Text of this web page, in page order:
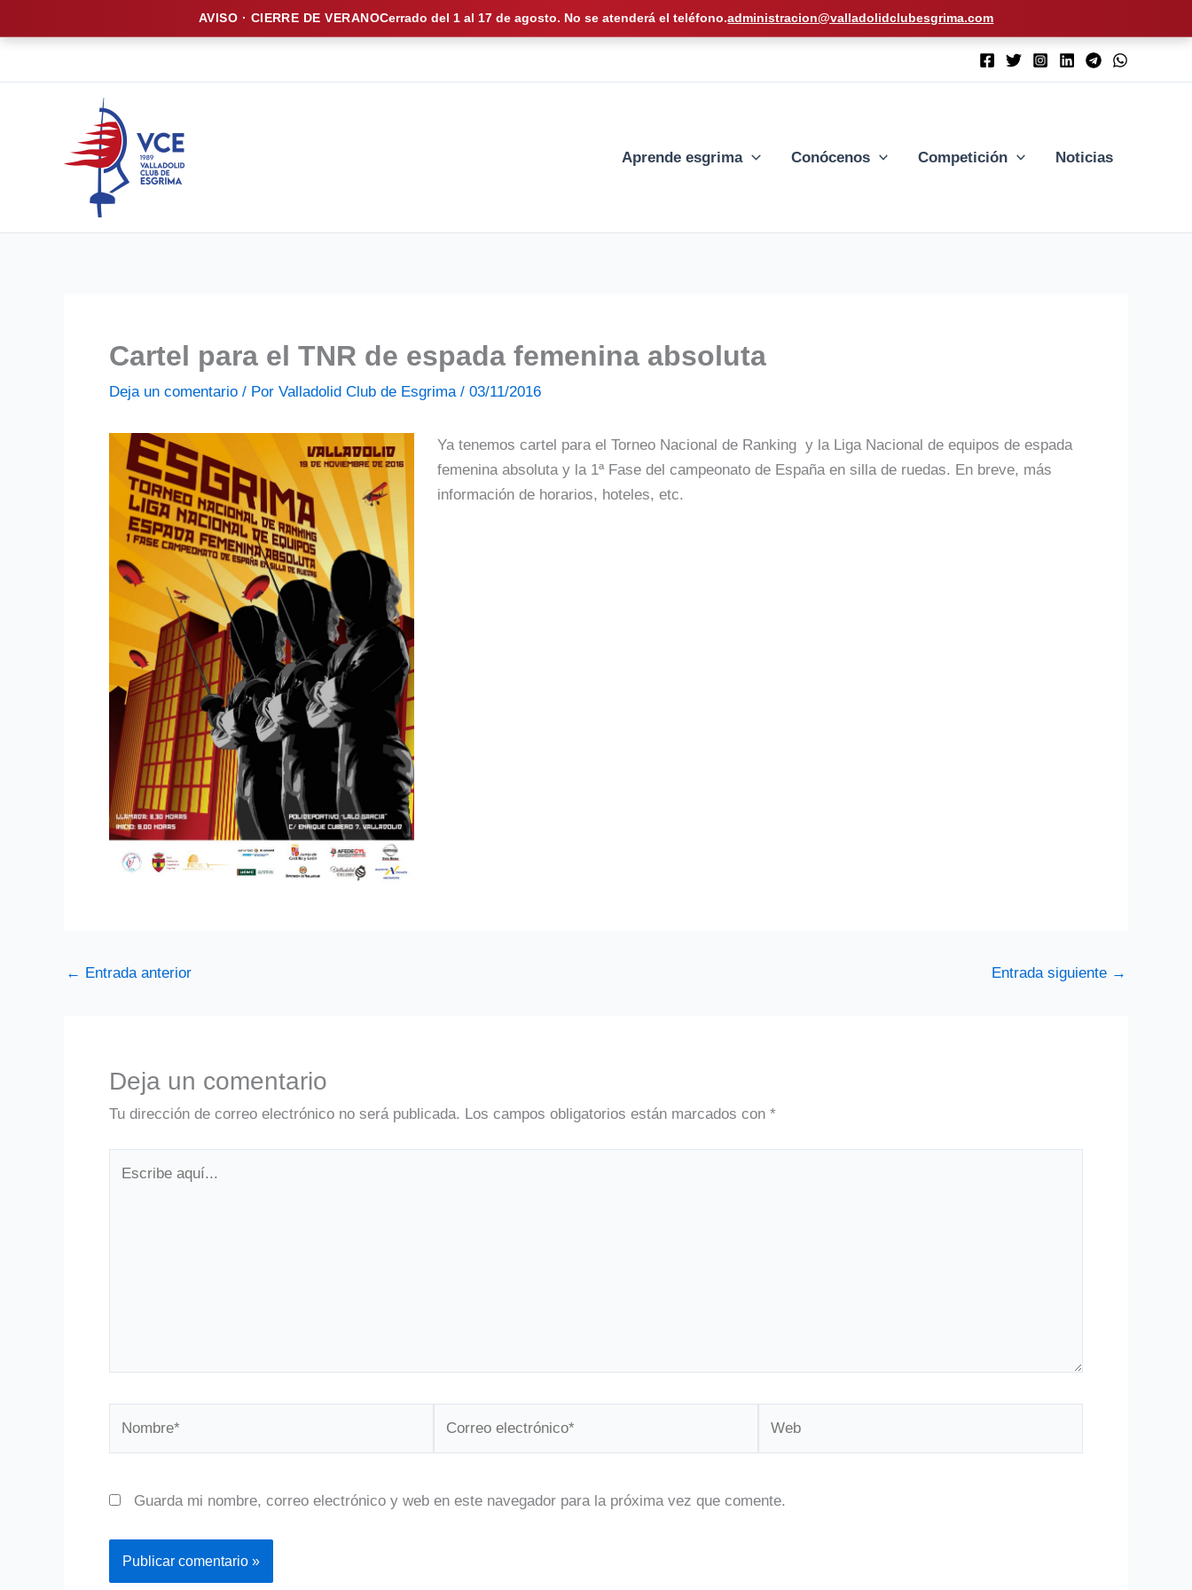
AVISO · CIERRE DE VERANOCerrado del 1 al 17 de agosto. No se atenderá el teléfono.administracion@valladolidclubesgrima.com
Aprende esgrima Conócenos Competición Noticias
Cartel para el TNR de espada femenina absoluta
Deja un comentario / Por Valladolid Club de Esgrima / 03/11/2016
Ya tenemos cartel para el Torneo Nacional de Ranking y la Liga Nacional de equipos de espada
femenina absoluta y la 1ª Fase del campeonato de España en silla de ruedas. En breve, más
información de horarios, hoteles, etc.
← Entrada anterior Entrada siguiente →
Deja un comentario
Tu dirección de correo electrónico no será publicada. Los campos obligatorios están marcados con *
Guarda mi nombre, correo electrónico y web en este navegador para la próxima vez que comente.